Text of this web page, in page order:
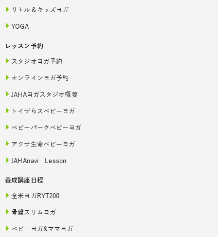
リトル＆キッズヨガ
YOGA
レッスン予約
スタジオヨガ予約
オンラインヨガ予約
JAHAヨガスタジオ概要
トイザらスベビーヨガ
ベビーパークベビーヨガ
アクサ生命ベビーヨガ
JAHAnavi Lesson
養成講座日程
全米ヨガRYT200
骨盤スリムヨガ
ベビーヨガ&ママヨガ